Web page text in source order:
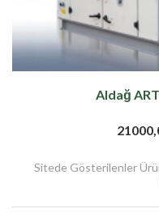
Aldağ
Sitede Gösterilenler